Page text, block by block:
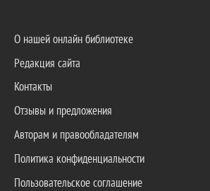
О нашей онлайн библиотеке
Редакция сайта
Контакты
Отзывы и предложения
Авторам и правообладателям
Политика конфиденциальности
Пользовательское соглашение